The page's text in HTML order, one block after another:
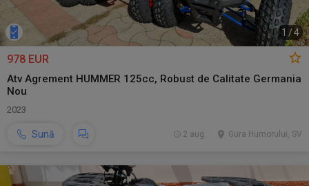
1 /4
978 EUR
Atv Agrement HUMMER 125cc, Robust de Calitate Germania
Nou
2023
Sună Gura Humorului, SV
2 aug.